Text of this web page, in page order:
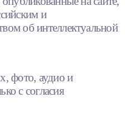
и
об интеллектуальной
фото, аудио и
с согласия